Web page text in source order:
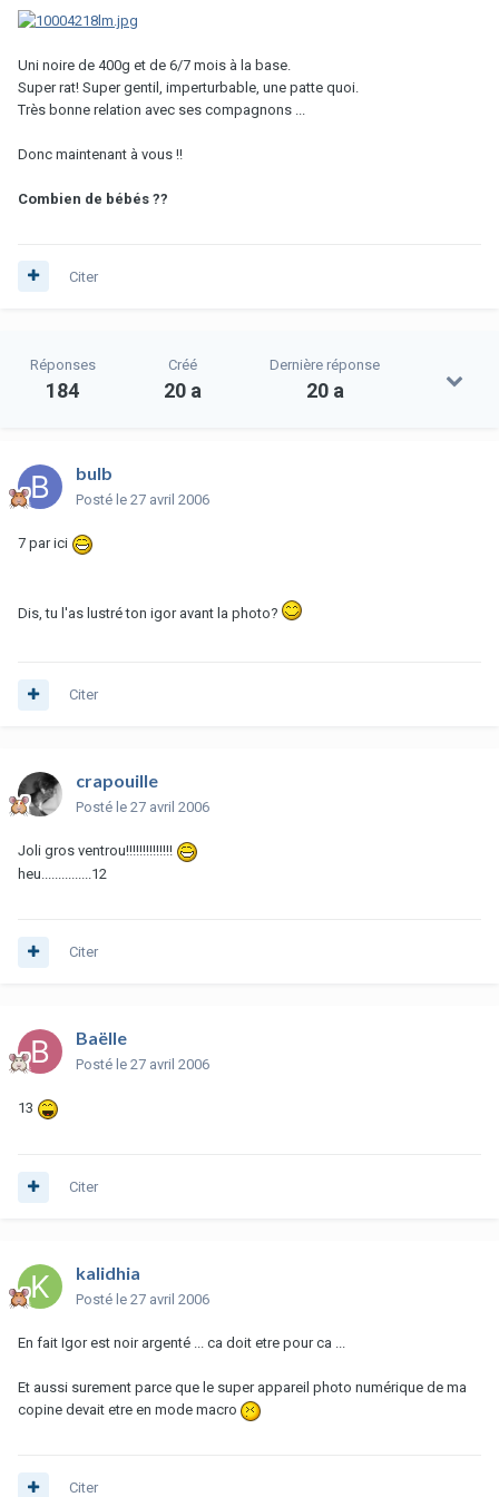
Uni noire de 400g et de 6/7 mois à la base.
Super rat! Super gentil, imperturbable, une patte quoi.
Très bonne relation avec ses compagnons ...
Donc maintenant à vous !!
Combien de bébés ??
Citer
Réponses
184
Créé
20 a
Dernière réponse
20 a
bulb
Posté le 27 avril 2006
7 par ici
Dis, tu l'as lustré ton igor avant la photo?
Citer
crapouille
Posté le 27 avril 2006
Joli gros ventrou!!!!!!!!!!!!!!
heu...............12
Citer
Baëlle
Posté le 27 avril 2006
13
Citer
kalidhia
Posté le 27 avril 2006
En fait Igor est noir argenté ... ca doit etre pour ca ...
Et aussi surement parce que le super appareil photo numérique de ma
copine devait etre en mode macro
Citer